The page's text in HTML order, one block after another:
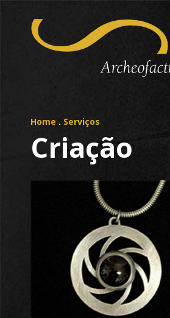
Home . Serviços
Criação